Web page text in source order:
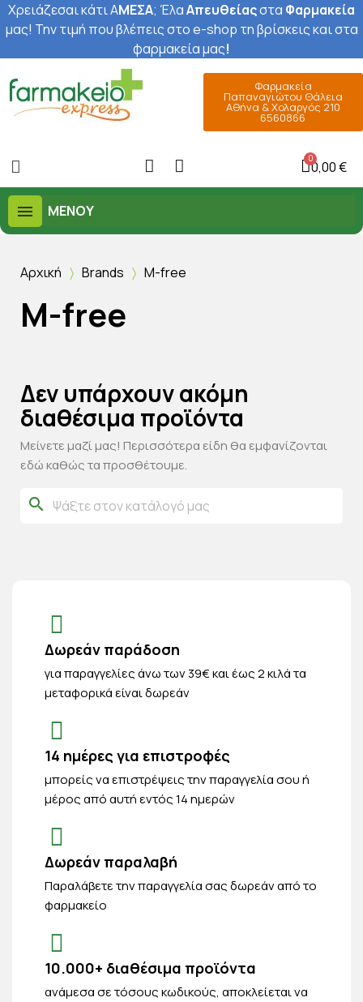
Χρειάζεσαι κάτι ΑΜΕΣΑ; ΈλαΑπευθείαςστα Φαρμακεία
μας! Την τιμή που βλέπεις στο e-shop τη βρίσκεις και στα
φαρμακεία μας!
Φαρμακεία
Παπαναγιώτου Θάλεια
Αθήνα & Χολαργός 210
6560866
0,00 €
ΜΕΝΟΎ
Αρχική Brands M-free
M-free
Δεν υπάρχουν ακόμη
διαθέσιμα προϊόντα
Μείνετε μαζί μας! Περισσότερα είδη θα εμφανίζονται
εδώ καθώς τα προσθέτουμε.
search
Δωρεάν παράδοση
για παραγγελίες άνω των 39€ και έως 2 κιλά τα
μεταφορικά είναι δωρεάν
14 ημέρες για επιστροφές
μπορείς να επιστρέψεις την παραγγελία σου ή
μέρος από αυτή εντός 14 ημερών
Δωρεάν παραλαβή
Παραλάβετε την παραγγελία σας δωρεάν από το
φαρμακείο
10.000+ διαθέσιμα προϊόντα
ανάμεσα σε τόσους κωδικούς, αποκλείεται να